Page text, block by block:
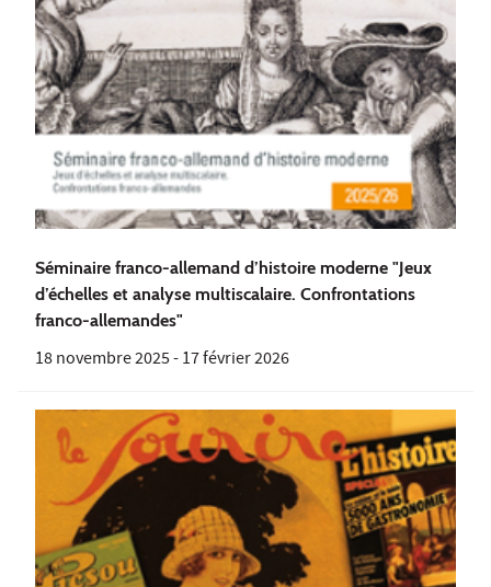
Séminaire franco-allemand d’histoire moderne "Jeux
d’échelles et analyse multiscalaire. Confrontations
franco-allemandes"
18 novembre 2025-17 février 2026